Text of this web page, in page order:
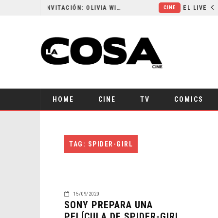
RESEÑA LA INVITACIÓN: OLIVIA WILDE REFLEXIONA SOBRE LA VIDA CONYUGAL
HOME CINE TV COMICS
TAG: SPIDER-GIRL
15/09/2020
SONY PREPARA UNA